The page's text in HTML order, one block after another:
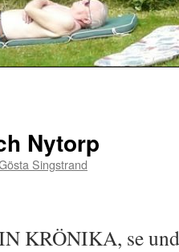
Nytorp
Singstrand
KRÖNIKA, se